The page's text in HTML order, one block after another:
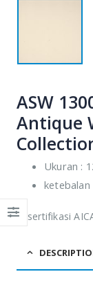
ASW
Antique
Ukuran :
ketebalan
JOHN
CEO &
Founder
Lorem ipsum
sit amet,
adipiscing